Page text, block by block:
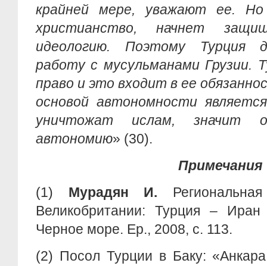
крайней мере, уважают ее.
христианство, начнет
идеологию. Поэтому Турция
работу с мусульманами Грузии.
право и это входит в ее
основой автономности
уничтожат ислам, значит
автономию» (30).
Примечания
(1) Мурадян И.
Великобритании: Турция –
Черное море. Ер., 2008, с. 113.
(2) Посол Турции в Баку: